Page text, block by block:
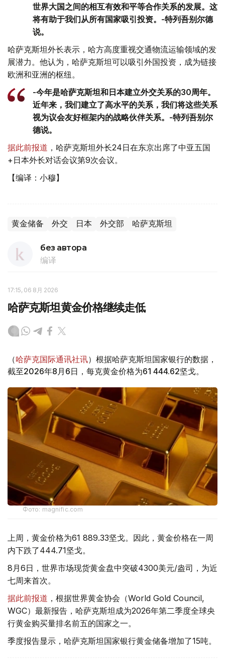
世界大国之间的相互有效和平等合作关系的发展。这
将有助于我们从所有国家吸引投资。-特列吾别尔德
说。
哈萨克斯坦外长表示，哈方高度重视交通物流运输领域的发
展潜力。他认为，哈萨克斯坦可以吸引外国投资，成为链接
欧洲和亚洲的枢纽。
-今年是哈萨克斯坦和日本建立外交关系的30周年。
近年来，我们建立了高水平的关系，我们将这些关系
视为议会友好框架内的战略伙伴关系。-特列吾别尔
德说。
据此前报道 ，哈萨克斯坦外长24日在东京出席了中亚五国
+日本外长对话会议第9次会议。
【编译：小穆】
黄金储备 外交 日本 外交部 哈萨克斯坦
без автора
编译
17:15, 06 8月 2026
哈萨克斯坦黄金价格继续走低
（哈萨克国际通讯社讯）根据哈萨克斯坦国家银行的数据，
截至2026年8月6日，每克黄金价格为61 444.62坚戈。
Фото: magnific.com
上周，黄金价格为61 889.33坚戈。因此，黄金价格在一周
内下跌了444.71坚戈。
8月6日，世界市场现货黄金盘中突破4300美元/盎司，为近
七周来首次。
据此前报道 ，根据世界黄金协会（World Gold Council,
WGC）最新报告，哈萨克斯坦成为2026年第二季度全球央
行黄金购买量排名前五的国家之一。
季度报告显示，哈萨克斯坦国家银行黄金储备增加了15吨。